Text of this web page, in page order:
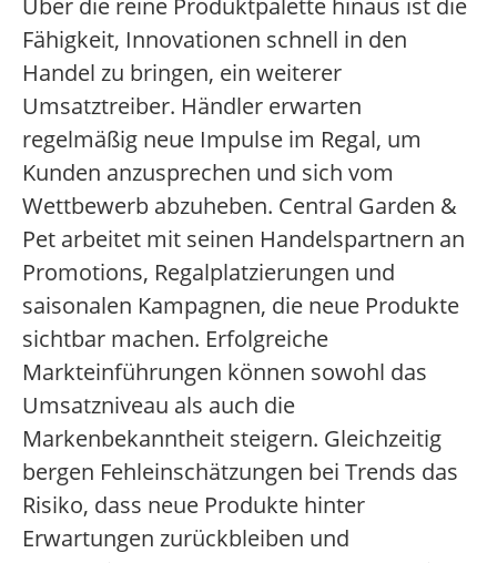
Über die reine Produktpalette hinaus ist die
Fähigkeit, Innovationen schnell in den
Handel zu bringen, ein weiterer
Umsatztreiber. Händler erwarten
regelmäßig neue Impulse im Regal, um
Kunden anzusprechen und sich vom
Wettbewerb abzuheben. Central Garden &
Pet arbeitet mit seinen Handelspartnern an
Promotions, Regalplatzierungen und
saisonalen Kampagnen, die neue Produkte
sichtbar machen. Erfolgreiche
Markteinführungen können sowohl das
Umsatzniveau als auch die
Markenbekanntheit steigern. Gleichzeitig
bergen Fehleinschätzungen bei Trends das
Risiko, dass neue Produkte hinter
Erwartungen zurückbleiben und